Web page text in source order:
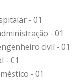
- 01
- 01
civil - 01
- 01
- 01